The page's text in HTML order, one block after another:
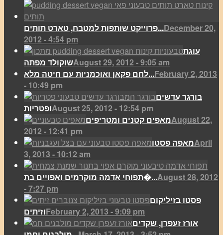
פרוייקט שותפות למטבח, טארט תותים...December 20,
2012 - 4:54 pm
עוגת
שוקולד מפתהAugust 29, 2012 - 9:05 am
לחם פקאן ואוכמניות עם חיטה מלא...February 2, 2013
- 10:49 pm
בורגר עדשים
ופטריותAugust 25, 2012 - 12:54 pm
מאפים קטנים ומטריפיםAugust 22,
2012 - 12:41 pm
מאפה פסטוApril
3, 2013 - 10:12 am
תפוחי אדמה מוקרמים ואפויים בת�...August 28, 2012
- 7:27 pm
פסטו בזיליקום
וזיתיםFebruary 2, 2013 - 9:09 pm
אורז זעפרן, שקדים